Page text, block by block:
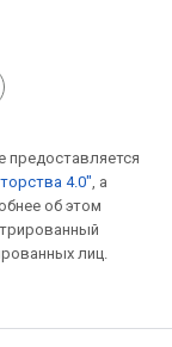
предоставляется
4.0" , а
об этом
лиц.